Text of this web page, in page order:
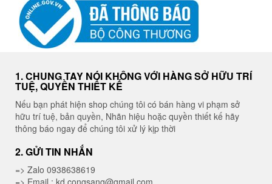
1. CHUNG TAY NÓI KHÔNG VỚI HÀNG SỞ HỮU TRÍ
TUỆ, QUYỀN THIẾT KẾ
Nếu bạn phát hiện shop chúng tôi có bán hàng vi phạm sở
hữu trí tuệ, bản quyền, Nhãn hiệu hoặc quyền thiết kế hãy
thông báo ngay để chúng tôi xử lý kịp thời
2. GỬI TIN NHẮN
=> Zalo 0938638619
=> Email : kd.congsang@gmail.com